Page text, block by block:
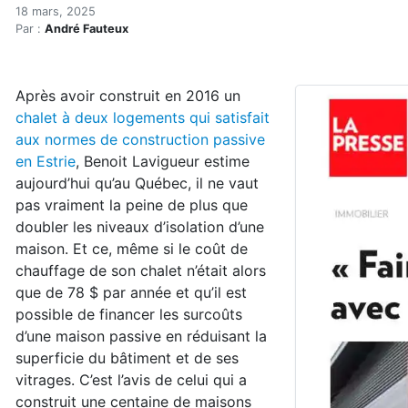
Accueil
Articles
Pourquoi Benoît Lavigueur préfère la certification
Pourquoi Benoît
18 mars, 2025
Par : André Fauteux
Après avoir construit en 2016 un
chalet à deux logements qui satisfait
aux normes de construction passive
en Estrie, Benoit Lavigueur estime
aujourd’hui qu’au Québec, il ne vaut
pas vraiment la peine de plus que
doubler les niveaux d’isolation d’une
maison. Et ce, même si le coût de
chauffage de son chalet n’était alors
que de 78 $ par année et qu’il est
possible de financer les surcoûts
d’une maison passive en réduisant la
superficie du bâtiment et de ses
vitrages. C’est l’avis de celui qui a
construit une centaine de maisons